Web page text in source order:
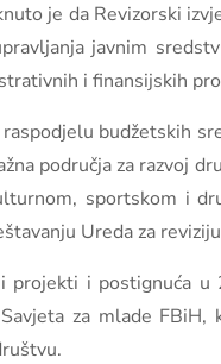
je da Revizorski
javnim
i finansijskih
budžetskih
područja za razvoj
sportskom i
Ureda za
projekti i postignuća
za mlade